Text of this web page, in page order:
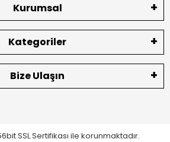
Kurumsal
Kategoriler
Bize Ulaşın
SSL Sertifikası ile korunmaktadır.